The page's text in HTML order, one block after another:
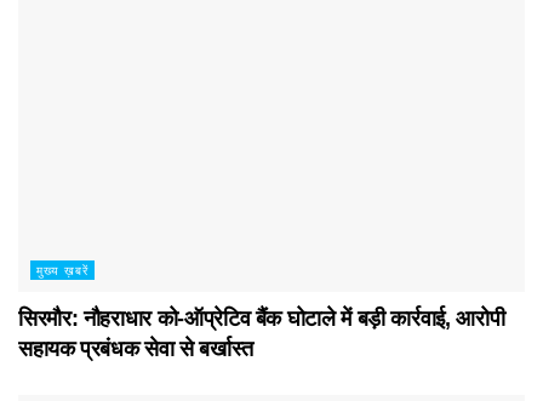
मुख्य ख़बरें
सिरमौर: नौहराधार को-ऑप्रेटिव बैंक घोटाले में बड़ी कार्रवाई, आरोपी
सहायक प्रबंधक सेवा से बर्खास्त